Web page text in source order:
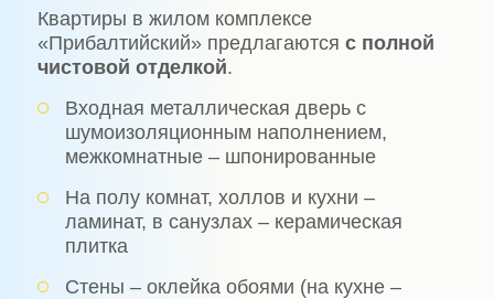
Квартиры в жилом комплексе
«Прибалтийский» предлагаются с полной
чистовой отделкой.
Входная металлическая дверь с
шумоизоляционным наполнением,
межкомнатные – шпонированные
На полу комнат, холлов и кухни –
ламинат, в санузлах – керамическая
плитка
Стены – оклейка обоями (на кухне –